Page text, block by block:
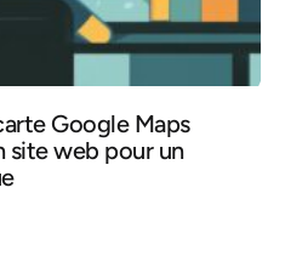
Google Maps
site web pour un